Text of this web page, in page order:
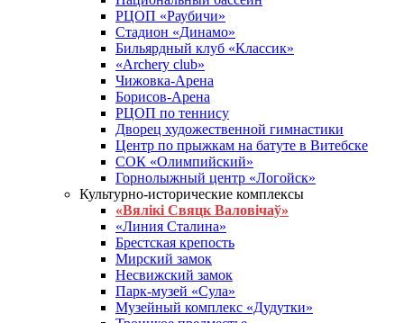
РЦОП «Раубичи»
Стадион «Динамо»
Бильярдный клуб «Классик»
«Archery club»
Чижовка-Арена
Борисов-Арена
РЦОП по теннису
Дворец художественной гимнастики
Центр по прыжкам на батуте в Витебске
СОК «Олимпийский»
Горнолыжный центр «Логойск»
Культурно-исторические комплексы
«Вялікі Свяцк Валовічаў»
«Линия Сталина»
Брестская крепость
Мирский замок
Несвижский замок
Парк-музей «Сула»
Музейный комплекс «Дудутки»